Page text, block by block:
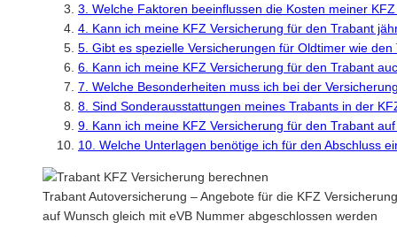
3. Welche Faktoren beeinflussen die Kosten meiner
4. Kann ich meine KFZ Versicherung für den Trabant
5. Gibt es spezielle Versicherungen für Oldtimer wie den
6. Kann ich meine KFZ Versicherung für den Trabant
7. Welche Besonderheiten muss ich bei der
8. Sind Sonderausstattungen meines Trabants in der
9. Kann ich meine KFZ Versicherung für den Trabant
10. Welche Unterlagen benötige ich für den Abschluss
Trabant Autoversicherung – Angebote für die KFZ
auf Wunsch gleich mit eVB Nummer abgeschlossen werden